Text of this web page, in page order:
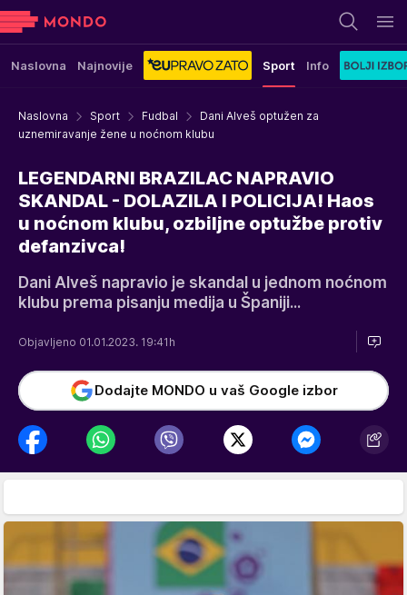
Naslovna Najnovije Sport Info
Naslovna Sport Fudbal
Dani Alveš optužen za
uznemiravanje žene u noćnom klubu
LEGENDARNI BRAZILAC NAPRAVIO
SKANDAL - DOLAZILA I POLICIJA! Haos
u noćnom klubu, ozbiljne optužbe protiv
defanzivca!
Dani Alveš napravio je skandal u jednom noćnom
klubu prema pisanju medija u Španiji...
Objavljeno 01.01.2023. 19:41h
Dodajte MONDO u vaš Google izbor